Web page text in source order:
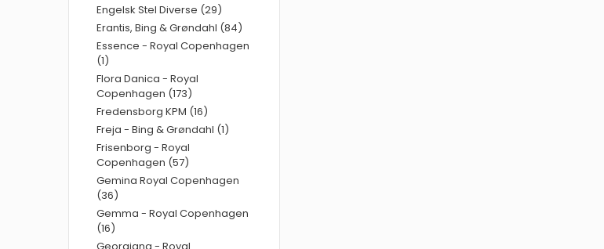
Engelsk Stel Diverse (29)
Erantis, Bing & Grøndahl (84)
Essence - Royal Copenhagen
(1)
Flora Danica - Royal
Copenhagen (173)
Fredensborg KPM (16)
Freja - Bing & Grøndahl (1)
Frisenborg - Royal
Copenhagen (57)
Gemina Royal Copenhagen
(36)
Gemma - Royal Copenhagen
(16)